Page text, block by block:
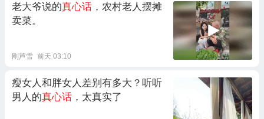
老大爷说的真心话 ，农村老人摆摊
卖菜。
刚芦雪 前天 03:10
瘦女人和胖女人差别有多大？听听
男人的真心话 ，太真实了